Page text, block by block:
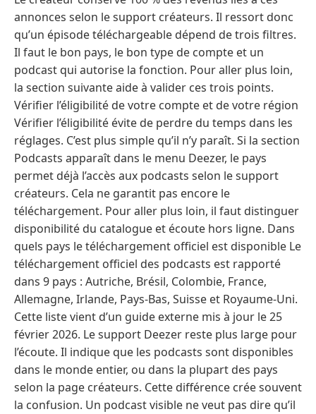
annonces selon le support créateurs. Il ressort donc
qu’un épisode téléchargeable dépend de trois filtres.
Il faut le bon pays, le bon type de compte et un
podcast qui autorise la fonction. Pour aller plus loin,
la section suivante aide à valider ces trois points.
Vérifier l’éligibilité de votre compte et de votre région
Vérifier l’éligibilité évite de perdre du temps dans les
réglages. C’est plus simple qu’il n’y paraît. Si la section
Podcasts apparaît dans le menu Deezer, le pays
permet déjà l’accès aux podcasts selon le support
créateurs. Cela ne garantit pas encore le
téléchargement. Pour aller plus loin, il faut distinguer
disponibilité du catalogue et écoute hors ligne. Dans
quels pays le téléchargement officiel est disponible Le
téléchargement officiel des podcasts est rapporté
dans 9 pays : Autriche, Brésil, Colombie, France,
Allemagne, Irlande, Pays-Bas, Suisse et Royaume-Uni.
Cette liste vient d’un guide externe mis à jour le 25
février 2026. Le support Deezer reste plus large pour
l’écoute. Il indique que les podcasts sont disponibles
dans le monde entier, ou dans la plupart des pays
selon la page créateurs. Cette différence crée souvent
la confusion. Un podcast visible ne veut pas dire qu’il